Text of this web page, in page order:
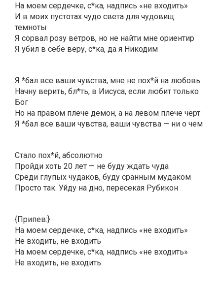
На моем сердечке, с*ка, надпись «не входить»
И в моих пустотах чудо света для чудовищ
темноты
Я сорвал розу ветров, но не найти мне ориентир
Я убил в себе веру, с*ка, да я Никодим
Я *бал все ваши чувства, мне не пох*й на любовь
Начну верить, бл*ть, в Иисуса, если любит только
Бог
Но на правом плече демон, а на левом плече черт
Я *бал все ваши чувства, ваши чувства — ни о чем
Стало пох*й, абсолютно
Пройди хоть 20 лет — не буду ждать чуда
Среди глупых чудаков, буду сранным мудаком
Просто так. Уйду на дно, пересекая Рубикон
{Припев:}
На моем сердечке, с*ка, надпись «не входить»
Не входить, не входить
На моем сердечке, с*ка, надпись «не входить»
Не входить, не входить